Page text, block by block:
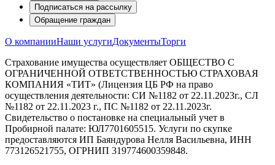
Подписаться на рассылку
Обращение граждан
О компанииНаши услугиДокументыТорги
Страхование имущества осуществляет ОБЩЕСТВО С
ОГРАНИЧЕННОЙ ОТВЕТСТВЕННОСТЬЮ СТРАХОВАЯ
КОМПАНИЯ «ТИТ» (Лицензия ЦБ РФ на право
осуществления деятельности: СИ №1182 от 22.11.2023г., СЛ
№1182 от 22.11.2023 г., ПС №1182 от 22.11.2023г.
Свидетельство о постановке на специальный учет в
Пробирной палате: ЮЛ7701605515. Услуги по скупке
предоставляются ИП Баяндурова Нелля Васильевна, ИНН
773126521755, ОГРНИП 319774600359848.